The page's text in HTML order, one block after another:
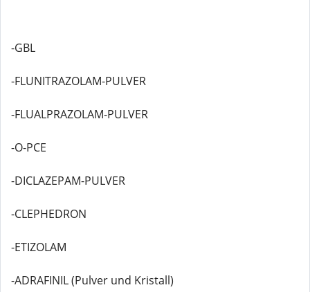
-GBL
-FLUNITRAZOLAM-PULVER
-FLUALPRAZOLAM-PULVER
-O-PCE
-DICLAZEPAM-PULVER
-CLEPHEDRON
-ETIZOLAM
-ADRAFINIL (Pulver und Kristall)